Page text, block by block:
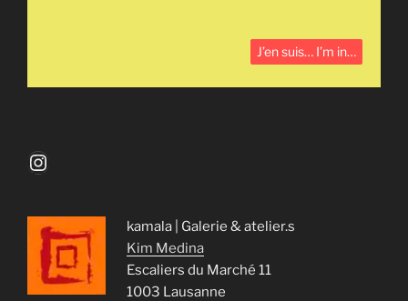
Instagram
kamala | Galerie & atelier.s
Kim Medina
Escaliers du Marché 11
1003 Lausanne